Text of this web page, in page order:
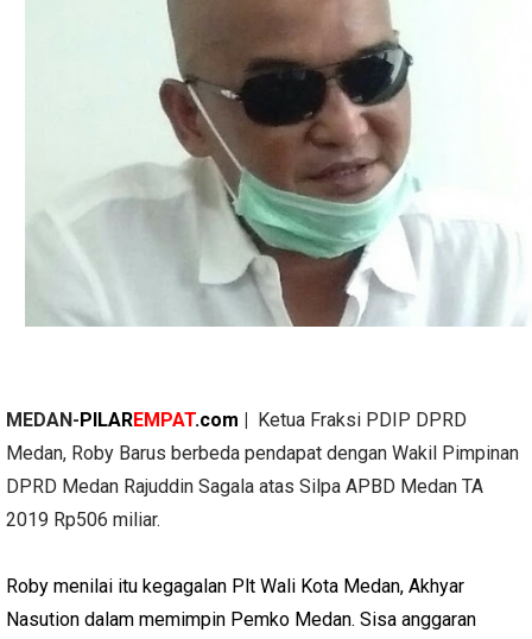
MEDAN-PILAREMPAT.com | Ketua Fraksi PDIP DPRD
Medan, Roby Barus berbeda pendapat dengan Wakil Pimpinan
DPRD Medan Rajuddin Sagala atas Silpa APBD Medan TA
2019 Rp506 miliar.
Roby menilai itu kegagalan Plt Wali Kota Medan, Akhyar
Nasution dalam memimpin Pemko Medan. Sisa anggaran